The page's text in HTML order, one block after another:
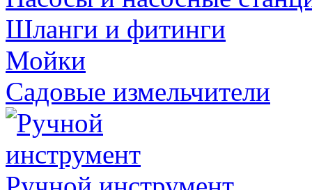
Шланги и фитинги
Мойки
Садовые измельчители